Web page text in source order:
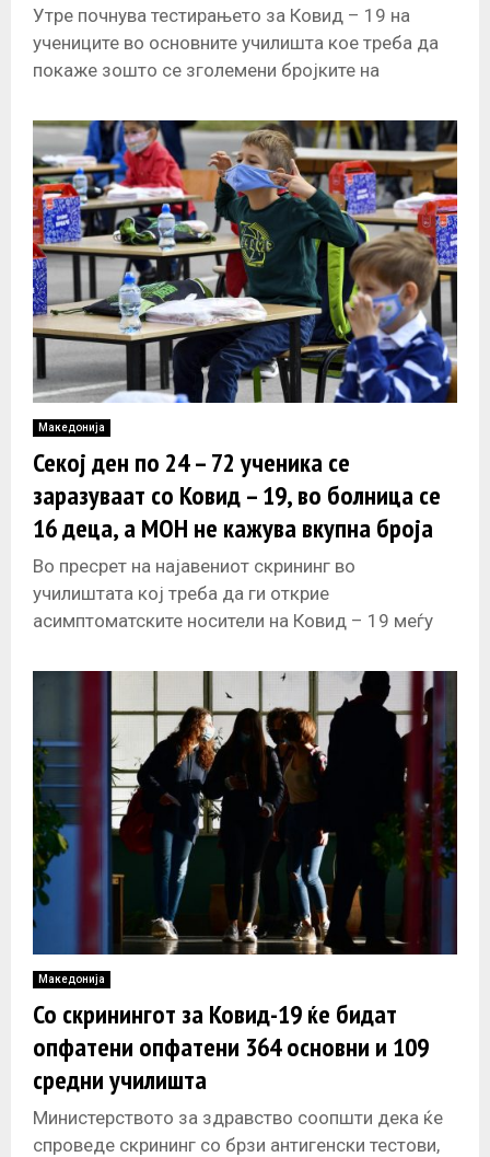
Утре почнува тестирањето за Ковид – 19 на
учениците во основните училишта кое треба да
покаже зошто се зголемени бројките на
Македонија
Секој ден по 24 – 72 ученика се
заразуваат со Ковид – 19, во болница се
16 деца, а МОН не кажува вкупна броја
на заболени
Во пресрет на најавениот скрининг во
училиштата кој треба да ги открие
асимптоматските носители на Ковид – 19 меѓу
Македонија
Со скринингот за Ковид-19 ќе бидат
опфатени опфатени 364 основни и 109
средни училишта
Министерството за здравство соопшти дека ќе
спроведе скрининг со брзи антигенски тестови,